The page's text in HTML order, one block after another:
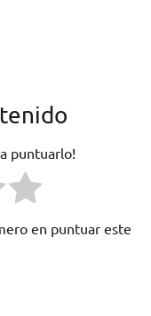
puntuarlo!
en puntuar este